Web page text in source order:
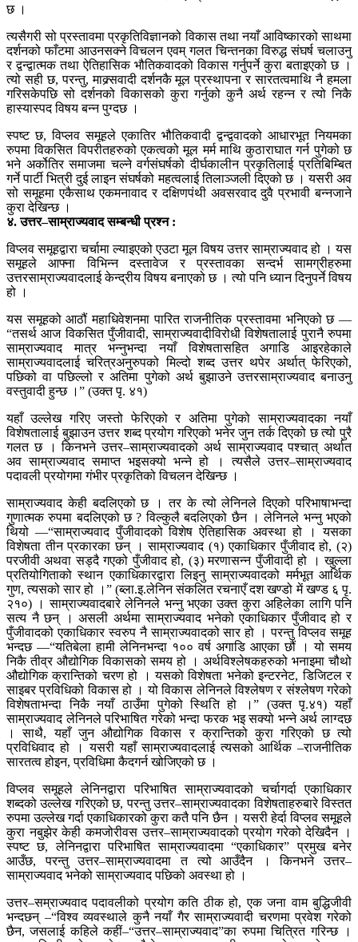
छ ।
त्यसैगरी सो प्रस्तावमा प्रकृतिविज्ञानको विकास तथा नयाँ आविष्कारको साथमा
दर्शनको फाँटमा आउनसक्ने विचलन एवम् गलत चिन्तनका विरुद्ध संघर्ष चलाउनु
र द्वन्द्वात्मक तथा ऐतिहासिक भौतिकवादको विकास गर्नुपर्ने कुरा बताइएको छ ।
त्यो सही छ, परन्तु, माक्र्सवादी दर्शनकै मूल प्रस्थापना र सारतत्वमाथि नै हमला
गरिसकेपछि सो दर्शनको विकासको कुरा गर्नुको कुनै अर्थ रहन्न र त्यो निकै
हास्यास्पद विषय बन्न पुग्दछ ।
स्पष्ट छ, विप्लव समूहले एकातिर भौतिकवादी द्वन्द्ववादको आधारभूत नियमका
रुपमा विकसित विपरीतहरुको एकत्वको मूल मर्म माथि कुठाराघात गर्न पुगेको छ
भने अर्कोतिर समाजमा चल्ने वर्गसंघर्षको दीर्घकालीन प्रकृतिलाई प्रतिबिम्बित
गर्ने पार्टी भित्री दुई लाइन संघर्षको महत्वलाई तिलाञ्जली दिएको छ । यसरी अव
सो समूहमा एकैसाथ एकमनावाद र दक्षिणपंथी अवसरवाद दुवै प्रभावी बन्नजाने
कुरा देखिन्छ ।
४. उत्तर–साम्राज्यवाद सम्बन्धी प्रश्न :
विप्लव समूहद्वारा चर्चामा ल्याइएको एउटा मूल विषय उत्तर साम्राज्यवाद हो । यस
समूहले आफ्ना विभिन्न दस्तावेज र प्रस्तावका सन्दर्भ सामग्रीहरुमा
उत्तरसाम्राज्यवादलाई केन्द्रीय विषय बनाएको छ । त्यो पनि ध्यान दिनुपर्ने विषय
हो ।
यस समूहको आठौं महाधिवेशनमा पारित राजनीतिक प्रस्तावमा भनिएको छ —
“तसर्थ आज विकसित पुँजीवादी, साम्राज्यवादीविरोधी विशेषतालाई पुरानै रुपमा
साम्राज्यवाद मात्र भन्नुभन्दा नयाँ विशेषतासहित अगाडि आइरहेकाले
साम्राज्यवादलाई चरित्रअनुरुपको मिल्दो शब्द उत्तर थपेर अर्थात् फेरिएको,
पछिको वा पछिल्लो र अतिमा पुगेको अर्थ बुझाउने उत्तरसाम्राज्यवाद बनाउनु
वस्तुवादी हुन्छ ।” (उक्त पृ. ४१)
यहाँ उल्लेख गरिए जस्तो फेरिएको र अतिमा पुगेको साम्राज्यवादका नयाँ
विशेषतालाई बुझाउन उत्तर शब्द प्रयोग गरिएको भनेर जुन तर्क दिएको छ त्यो पुरै
गलत छ । किनभने उत्तर–साम्राज्यवादको अर्थ साम्राज्यवाद पश्चात् अर्थात
अव साम्राज्यवाद समाप्त भइसक्यो भन्ने हो । त्यसैले उत्तर–साम्राज्यवाद
पदावली प्रयोगमा गंभीर प्रकृतिको विचलन देखिन्छ ।
साम्राज्यवाद केही बदलिएको छ । तर के त्यो लेनिनले दिएको परिभाषाभन्दा
गुणात्मक रुपमा बदलिएको छ ? विल्कुलै बदलिएको छैन । लेनिनले भन्नु भएको
थियो —“साम्राज्यवाद पुँजीवादको विशेष ऐतिहासिक अवस्था हो । यसका
विशेषता तीन प्रकारका छन् । साम्राज्यवाद (१) एकाधिकार पुँजीवाद हो, (२)
परजीवी अथवा सड्दै गएको पुँजीवाद हो, (३) मरणासन्न पुँजीवादी हो । खुल्ला
प्रतियोगिताको स्थान एकाधिकारद्वारा लिइनु साम्राज्यवादको मर्मभूत आर्थिक
गुण, त्यसको सार हो ।” (ब्ला.इ.लेनिन संकलित रचनाएँ दश खण्डो में खण्ड ६ पृ.
२१०) । साम्राज्यवादबारे लेनिनले भन्नु भएका उक्त कुरा अहिलेका लागि पनि
सत्य नै छन् । असली अर्थमा साम्राज्यवाद भनेको एकाधिकार पुँजीवाद हो र
पुँजीवादको एकाधिकार स्वरुप नै साम्राज्यवादको सार हो । परन्तु विप्लव समूह
भन्दछ —“यतिबेला हामी लेनिनभन्दा १०० वर्ष अगाडि आएका छौं । यो समय
निकै तीव्र औद्योगिक विकासको समय हो । अर्थविश्लेषकहरुको भनाइमा चौथो
औद्योगिक क्रान्तिको चरण हो । यसको विशेषता भनेको इन्टरनेट, डिजिटल र
साइबर प्रविधिको विकास हो । यो विकास लेनिनले विश्लेषण र संश्लेषण गरेको
विशेषताभन्दा निकै नयाँ ठाउँमा पुगेको स्थिति हो ।” (उक्त पृ.४१) यहाँ
साम्राज्यवाद लेनिनले परिभाषित गरेको भन्दा फरक भइ सक्यो भन्ने अर्थ लाग्दछ
। साथै, यहाँ जुन औद्योगिक विकास र क्रान्तिको कुरा गरिएको छ त्यो
प्रविधिवाद हो । यसरी यहाँ साम्राज्यवादलाई त्यसको आर्थिक –राजनीतिक
सारतत्व होइन, प्रविधिमा कैदगर्न खोजिएको छ ।
विप्लव समूहले लेनिनद्वारा परिभाषित साम्राज्यवादको चर्चागर्दा एकाधिकार
शब्दको उल्लेख गरिएको छ, परन्तु उत्तर–साम्राज्यवादका विशेषताहरुबारे विस्तत
रुपमा उल्लेख गर्दा एकाधिकारको कुरा कतै पनि छैन । यसरी हेर्दा विप्लव समूहले
कुरा नबुझेर केही कमजोरीवस उत्तर–साम्राज्यवादको प्रयोग गरेको देखिदैन ।
स्पष्ट छ, लेनिनद्वारा परिभाषित साम्राज्यवादमा “एकाधिकार” प्रमुख बनेर
आउँछ, परन्तु उत्तर–साम्राज्यवादमा त त्यो आउँदैन । किनभने उत्तर–
साम्राज्यवाद भनेको साम्राज्यवाद पछिको अवस्था हो ।
उत्तर–सम्राज्यवाद पदावलीको प्रयोग कति ठीक हो, एक जना वाम बुद्धिजीवी
भन्दछन् –“विश्व व्यवस्थाले कुनै नयाँ गैर साम्राज्यवादी चरणमा प्रवेश गरेको
छैन, जसलाई कहिले कहीं–“उत्तर–साम्राज्यवाद”का रुपमा चित्रित गरिन्छ ।